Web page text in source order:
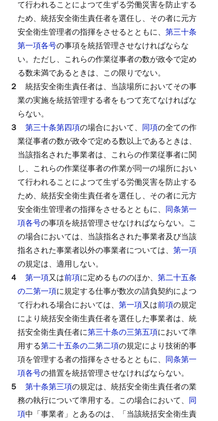
て行われることによつて生ずる労働災害を防止する
ため、統括安全衛生責任者を選任し、その者に元方
安全衛生管理者の指揮をさせるとともに、 第三十条
第一項各号の事項を統括管理させなければならな
い。 ただし、これらの作業従事者の数が政令で定め
る数未満であるときは、この限りでない。
２ 統括安全衛生責任者は、当該場所においてその事
業の実施を統括管理する者をもつて充てなければな
らない。
３ 第三十条第四項の場合において、 同項の全ての作
業従事者の数が政令で定める数以上であるときは、
当該指名された事業者は、これらの作業従事者に関
し、これらの作業従事者の作業が同一の場所におい
て行われることによつて生ずる労働災害を防止する
ため、統括安全衛生責任者を選任し、その者に元方
安全衛生管理者の指揮をさせるとともに、 同条第一
項各号の事項を統括管理させなければならない。 こ
の場合においては、当該指名された事業者及び当該
指名された事業者以外の事業者については、 第一項
の規定は、適用しない。
４ 第一項又は前項に定めるもののほか、 第二十五条
の二第一項に規定する仕事が数次の請負契約によつ
て行われる場合においては、 第一項又は前項の規定
により統括安全衛生責任者を選任した事業者は、統
括安全衛生責任者に第三十条の三第五項において準
用する第二十五条の二第二項の規定により技術的事
項を管理する者の指揮をさせるとともに、 同条第一
項各号の措置を統括管理させなければならない。
５ 第十条第三項の規定は、統括安全衛生責任者の業
務の執行について準用する。 この場合において、 同
項中「事業者」とあるのは、「当該統括安全衛生責